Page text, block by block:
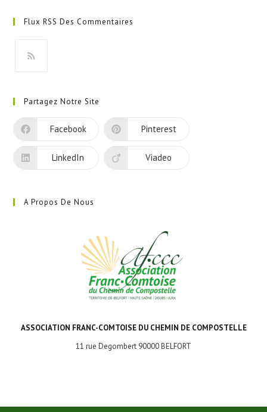
un
onglet
Flux RSS Des Commentaires
un
nouvel
Partagez Notre Site
Facebook Pinterest
LinkedIn Viadeo
A Propos De Nous
ASSOCIATION FRANC-COMTOISE DU CHEMIN DE COMPOSTELLE
11 rue Degombert 90000 BELFORT